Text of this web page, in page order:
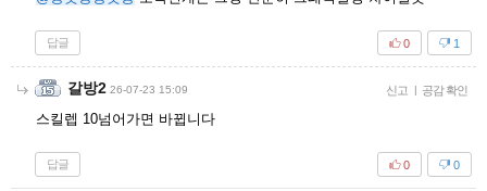
답글 1
0
갈방2 26-07-23 15:09 신고 | 공감 확인
스킬렙 10넘어가면 바뀝니다
답글 0
0